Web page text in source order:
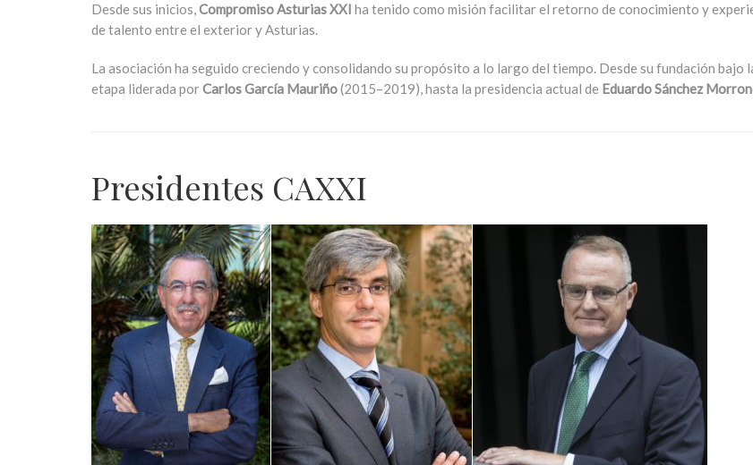
Desde sus inicios,Compromiso Asturias XXI ha tenido como misión facilitar el retorno de conocimiento y
de talento entre el exterior y Asturias.
La asociación ha seguido creciendo y consolidando su propósito a lo largo del tiempo. Desde su fundación bajo
etapa liderada porCarlos García Mauriño(2015–2019), hasta la presidencia actual de Eduardo Sánchez
Presidentes CAXXI